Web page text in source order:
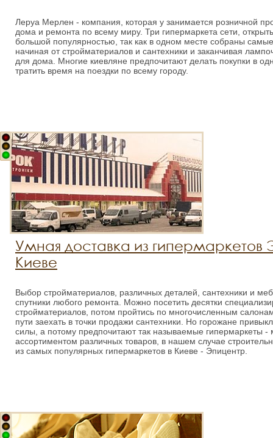
Леруа Мерлен - компания, которая у занимается розничной
дома и ремонта по всему миру. Три гипермаркета сети,
большой популярностью, так как в одном месте собраны
начиная от стройматериалов и сантехники и заканчивая
для дома. Многие киевляне предпочитают делать покупки в
тратить время на поездки по всему городу.
Умная доставка из гипермаркетов
Киеве
Выбор стройматериалов, различных деталей, сантехники и
спутники любого ремонта. Можно посетить десятки
стройматериалов, потом пройтись по многочисленным
пути заехать в точки продажи сантехники. Но горожане
силы, а потому предпочитают так называемые гипермаркеты
ассортиментом различных товаров, в нашем случае
из самых популярных гипермаркетов в Киеве - Эпицентр.